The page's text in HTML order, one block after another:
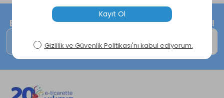
E-Bültene kayıt ol, size özel fırsatları kaçırma!